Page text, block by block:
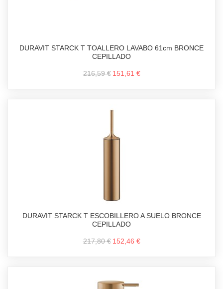
DURAVIT STARCK T TOALLERO LAVABO 61cm BRONCE
CEPILLADO
216,59 € 151,61 €
DURAVIT STARCK T ESCOBILLERO A SUELO BRONCE
CEPILLADO
217,80 € 152,46 €